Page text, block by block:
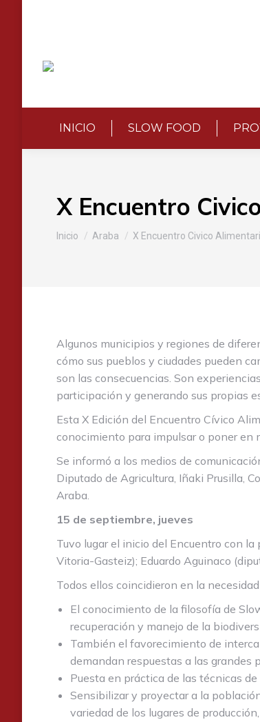
INICIO SLOW FOOD
X Encuentro
Estás aquí:
Inicio Araba X Encuentro Civico
Algunos municipios y regiones de
cómo sus pueblos y ciudades pueden
son las consecuencias. Son
participación y generando sus propias
Esta X Edición del Encuentro Cívico
conocimiento para impulsar o poner en
Se informó a los medios de
Diputado de Agricultura, Iñaki Prusilla,
Araba.
15 de septiembre, jueves
Tuvo lugar el inicio del Encuentro con
Vitoria-Gasteiz); Eduardo Aguinaco
Todos ellos coincidieron en la
El conocimiento de la filosofía de
recuperación y manejo de la
También el favorecimiento de
demandan respuestas a las grandes
Puesta en práctica de las técnicas
Sensibilizar y proyectar a la
variedad de los lugares de